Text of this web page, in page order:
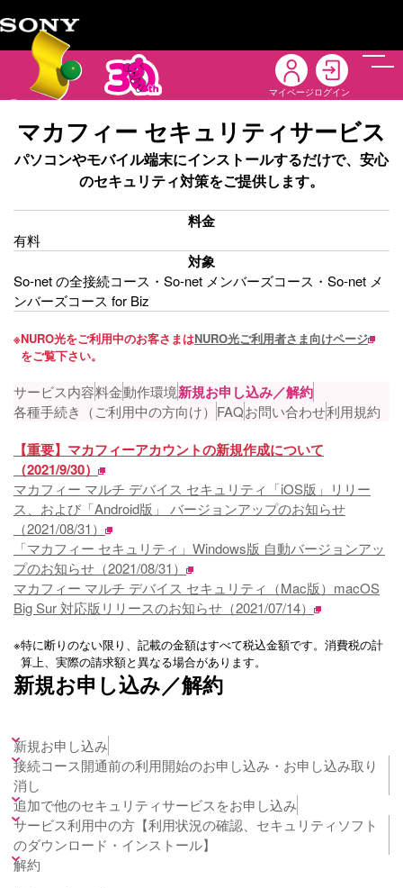
マイページ ログイン
メニ
マカフィー セキュリティサービス
パソコンやモバイル端末にインストールするだけで、安心
のセキュリティ対策をご提供します。
料金
有料
対象
So-net の全接続コース・So-net メンバーズコース・So-net メ
ンバーズコース for Biz
※NURO光をご利用中のお客さまはNURO光ご利用者さま向けページ
をご覧下さい。
サービス内容料金動作環境新規お申し込み／解約
各種手続き（ご利用中の方向け） FAQお問い合わせ利用規約
【重要】マカフィーアカウントの新規作成について
（2021/9/30）
マカフィー マルチ デバイス セキュリティ「iOS版」リリー
ス、および「Android版」 バージョンアップのお知らせ
（2021/08/31）
「マカフィー セキュリティ」Windows版 自動バージョンアッ
プのお知らせ（2021/08/31）
マカフィー マルチ デバイス セキュリティ（Mac版）macOS
Big Sur 対応版リリースのお知らせ（2021/07/14）
※特に断りのない限り、記載の金額はすべて税込金額です。消費税の計
算上、実際の請求額と異なる場合があります。
新規お申し込み／解約
新規お申し込み
接続コース開通前の利用開始のお申し込み・お申し込み取り
消し
追加で他のセキュリティサービスをお申し込み
サービス利用中の方【利用状況の確認、セキュリティソフト
のダウンロード・インストール】
解約